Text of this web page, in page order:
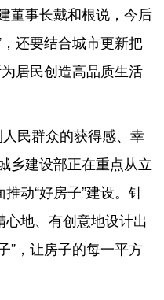
董事长戴和根说，今后
还要结合城市更新把
居民创造高品质生活
民群众的获得感、幸
乡建设部正在重点从立
动“好房子”建设。针
心地、有创意地设计出
”，让房子的每一平方